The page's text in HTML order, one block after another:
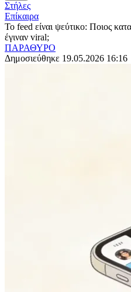
Στήλες
Επίκαιρα
Το feed είναι ψεύτικο: Ποιος
έγιναν viral;
ΠΑΡΑΘΥΡΟ
Δημοσιεύθηκε 19.05.2026 16:16